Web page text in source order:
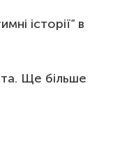
історії” в
Ще більше